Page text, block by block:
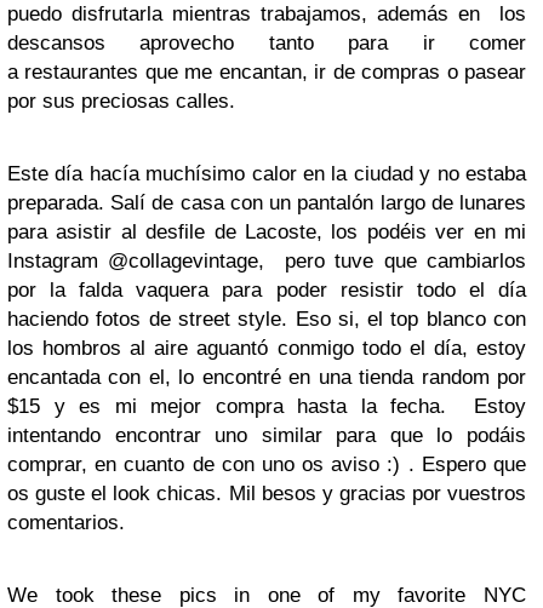
puedo disfrutarla mientras trabajamos, además en los
descansos aprovecho tanto para ir comer
a restaurantes que me encantan, ir de compras o pasear
por sus preciosas calles.
Este día hacía muchísimo calor en la ciudad y no estaba
preparada. Salí de casa con un pantalón largo de lunares
para asistir al desfile de Lacoste, los podéis ver en mi
Instagram @collagevintage, pero tuve que cambiarlos
por la falda vaquera para poder resistir todo el día
haciendo fotos de street style. Eso si, el top blanco con
los hombros al aire aguantó conmigo todo el día, estoy
encantada con el, lo encontré en una tienda random por
$15 y es mi mejor compra hasta la fecha. Estoy
intentando encontrar uno similar para que lo podáis
comprar, en cuanto de con uno os aviso :) . Espero que
os guste el look chicas. Mil besos y gracias por vuestros
comentarios.
We took these pics in one of my favorite NYC